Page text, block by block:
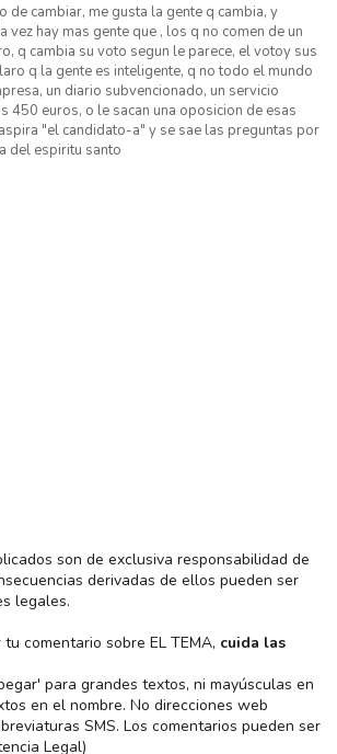
de cambiar, me gusta la gente q cambia, y
vez hay mas gente que , los q no comen de un
q cambia su voto segun le parece, el votoy sus
q la gente es inteligente, q no todo el mundo
un diario subvencionado, un servicio
450 euros, o le sacan una oposicion de esas
"el candidato-a" y se sae las preguntas por
del espiritu santo
son de exclusiva responsabilidad de
derivadas de ellos pueden ser
legales.
comentario sobre EL TEMA, cuida las
para grandes textos, ni mayúsculas en
en el nombre. No direcciones web
SMS. Los comentarios pueden ser
Legal)